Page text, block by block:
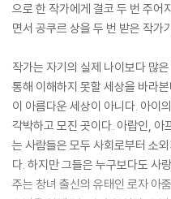
으로 한 작가에게 결코 두 번 주어
면서 공쿠르 상을 두 번 받은 작가
작가는 자기의 실제 나이보다 많
통해 이해하지 못할 세상을 바라
이 아름다운 세상이 아니다. 아이
각박하고 모진 곳이다. 아랍인, 아
는 사람들은 모두 사회로부터 소
다. 하지만 그들은 누구보다도 사
주는 창녀 출신의 유태인 로자 아